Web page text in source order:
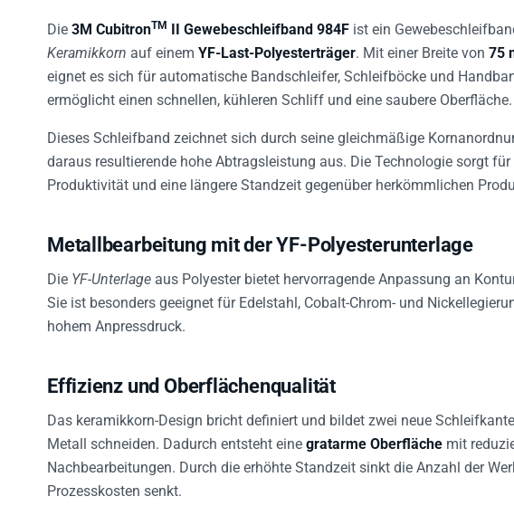
Die 3M CubitronTM II Gewebeschleifband 984F ist ein
Keramikkorn auf einem YF-Last-Polyesterträger. Mit einer Breite von 75
eignet es sich für automatische Bandschleifer, Schleifböcke und
ermöglicht einen schnellen, kühleren Schliff und eine saubere Oberfläche.
Dieses Schleifband zeichnet sich durch seine gleichmäßige
daraus resultierende hohe Abtragsleistung aus. Die Technologie sorgt
Produktivität und eine längere Standzeit gegenüber herkömmlichen
Metallbearbeitung mit der YF-Polyesterunterlage
Die YF-Unterlage aus Polyester bietet hervorragende Anpassung an
Sie ist besonders geeignet für Edelstahl, Cobalt-Chrom- und
hohem Anpressdruck.
Effizienz und Oberflächenqualität
Das keramikkorn-Design bricht definiert und bildet zwei neue
Metall schneiden. Dadurch entsteht eine gratarme Oberfläche mit
Nachbearbeitungen. Durch die erhöhte Standzeit sinkt die Anzahl der
Prozesskosten senkt.